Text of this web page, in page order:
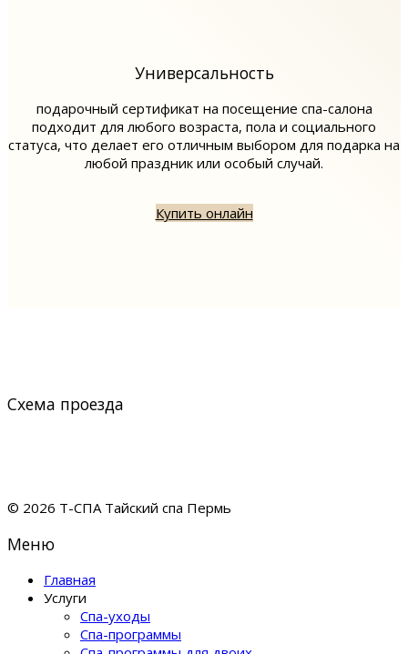
Универсальность
подарочный сертификат на посещение спа-салона
подходит для любого возраста, пола и социального
статуса, что делает его отличным выбором для подарка на
любой праздник или особый случай.
Купить онлайн
Схема проезда
© 2026 Т-СПА Тайский спа Пермь
Меню
Главная
Услуги
Спа-уходы
Спа-программы